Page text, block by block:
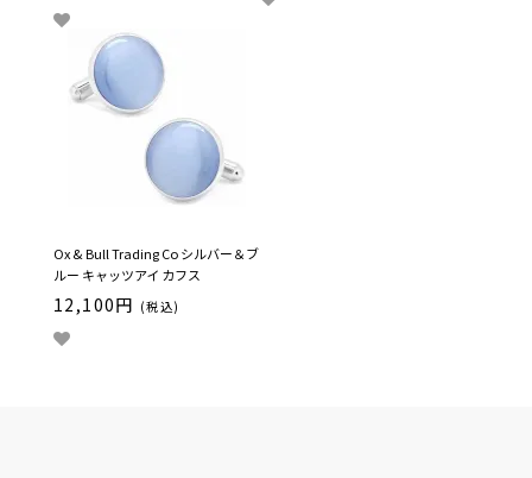
Ox & Bull Trading Co シルバー＆ブ
ルー キャッツアイ カフス
12,100円 (税込)